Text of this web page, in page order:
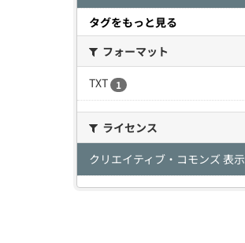
タグをもっと見る
フォーマット
TXT
1
ライセンス
クリエイティブ・コモンズ 表示